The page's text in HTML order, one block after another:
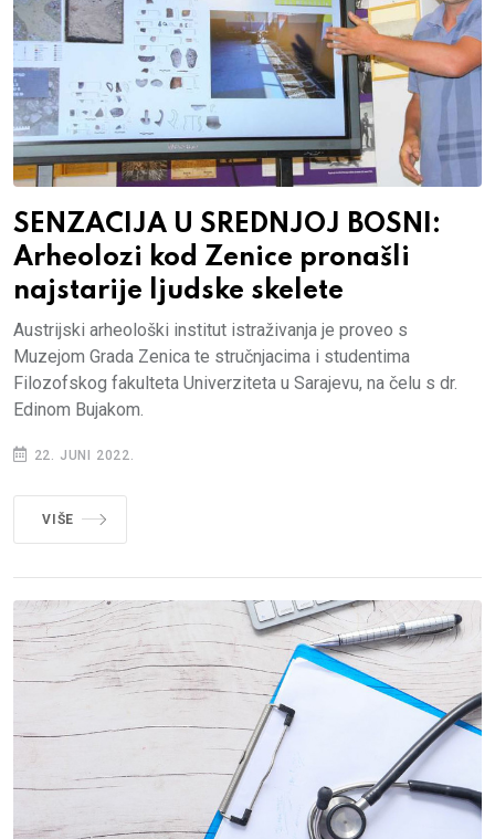
SENZACIJA U SREDNJOJ BOSNI:
Arheolozi kod Zenice pronašli
najstarije ljudske skelete
Austrijski arheološki institut istraživanja je proveo s
Muzejom Grada Zenica te stručnjacima i studentima
Filozofskog fakulteta Univerziteta u Sarajevu, na čelu s dr.
Edinom Bujakom.
22. JUNI 2022.
VIŠE